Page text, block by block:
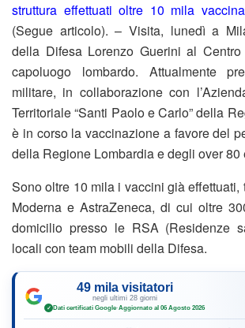
struttura effettuati oltre 10 mila
(Segue articolo). – Visita, lunedì a
della Difesa Lorenzo Guerini al
capoluogo lombardo. Attualmente
militare, in collaborazione con
Territoriale “Santi Paolo e Carlo” della
è in corso la vaccinazione a favore del
della Regione Lombardia e degli over 80
Sono oltre 10 mila i vaccini già effettuati,
Moderna e AstraZeneca, di cui oltre
domicilio presso le RSA (Residenze
locali con team mobili della Difesa.
49 mila visitatori
negli ultimi 28 giorni
✓ Dati certificati Google·Aggiornato al 06 Agosto 2026